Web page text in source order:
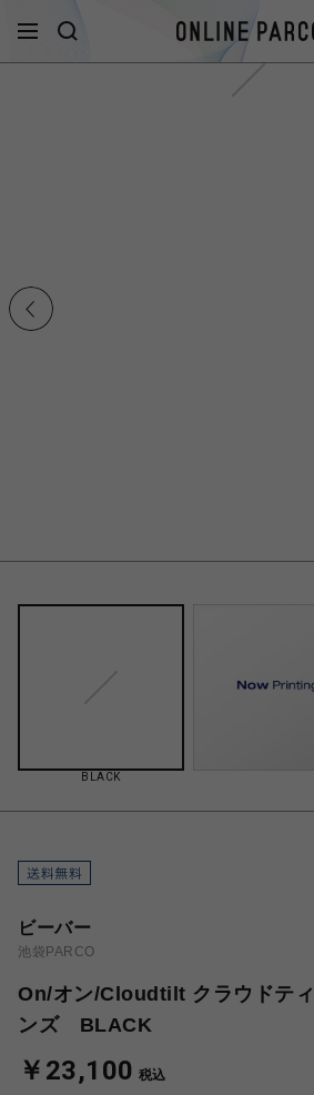
BLACK
ビーバー
池袋PARCO
On/オン/Cloudtilt クラウドテ
ンズ BLACK
￥23,100 税込